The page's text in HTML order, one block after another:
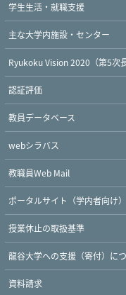
学生生活・就職支援
主な大学内施設・センター
Ryukoku Vision 2020（第5次
認証評価
教員データベース
webシラバス
教職員Web Mail
ポータルサイト（学内者向け）
授業休止の取扱基準
龍谷大学への支援（寄付）に
資料請求